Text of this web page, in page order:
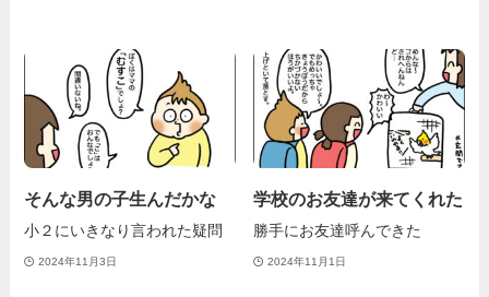
そんな男の子生んだかな
小２にいきなり言われた疑問
2024年11月3日
学校のお友達が来てくれた
勝手にお友達呼んできた
2024年11月1日